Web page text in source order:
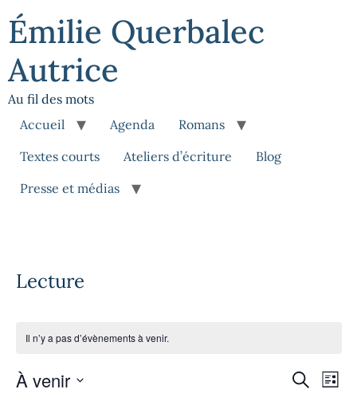
Émilie Querbalec
Autrice
Au fil des mots
Accueil
Agenda
Romans
Textes courts
Ateliers d’écriture
Blog
Presse et médias
Lecture
Il n’y a pas d’évènements à venir.
Recherche
Liste
À venir